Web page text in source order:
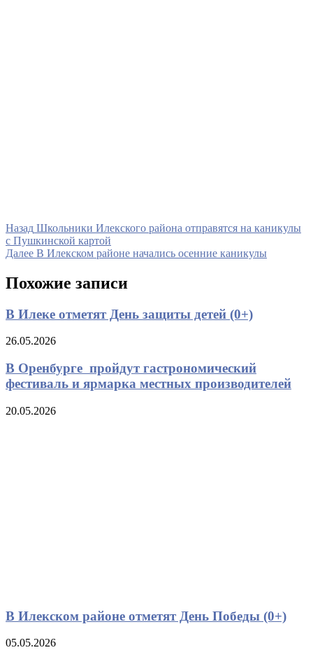
Навигация
по
Назад Предыдущая
запись
Школьники Илекского района отправятся на каникулы
с Пушкинской картой
Далее Следующая
В Илекском районе начались осенние каникулы
Похожие записи
В Илеке отметят День защиты детей (0+)
26.05.2026
В Оренбурге пройдут гастрономический
фестиваль и ярмарка местных производителей
20.05.2026
В Илекском районе отметят День Победы (0+)
05.05.2026